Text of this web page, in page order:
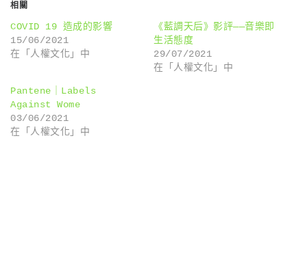
相關
COVID 19 造成的影響
15/06/2021
在「人權文化」中
《藍調天后》影評——音樂即
生活態度
29/07/2021
在「人權文化」中
Pantene｜Labels
Against Wome
03/06/2021
在「人權文化」中